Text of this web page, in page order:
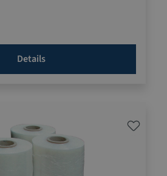
Details